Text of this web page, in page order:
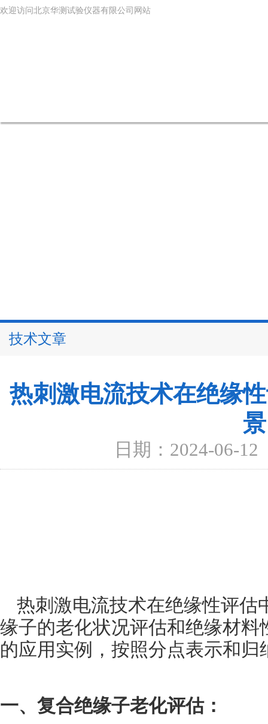
欢迎访问北京华测试验仪器有限公司网站
技术文章
热刺激电流技术在绝缘
日期：2024-06-12
热刺激电流技术在绝缘性评估
缘子的老化状况评估和绝缘材
的应用实例，按照分点表示和归
一、 复合绝缘子老化评估：